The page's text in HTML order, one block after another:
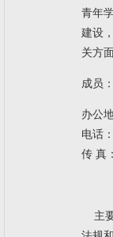
青年
建设
关方
成员
办公
电话
传 真
主要